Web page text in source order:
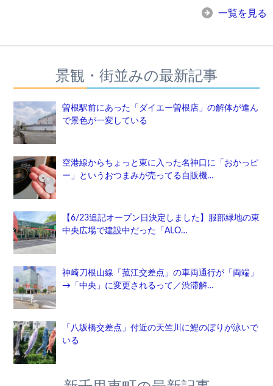
一覧を見る
景観・街並みの最新記事
曽根駅前にあった「ダイエー曽根店」の解体が進ん
で景色が一変している
空港線からちょっと東に入った名神口に「おかっピ
ー」というおつまみが売ってる自販機…
【6/23追記オープン日決定しました】服部緑地の東
中央広場で建設中だった「ALO…
神崎刀根山線「菰江交差点」の車両通行が「両端」
→「中央」に変更されるって／渋滞解…
「八坂橋交差点」付近の天竺川に鯉のぼりが泳いで
いる